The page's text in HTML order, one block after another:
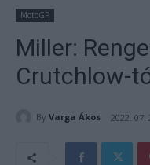
MotoGP
Miller:
Crutchlow-
By Varga Ákos 2022. 07.